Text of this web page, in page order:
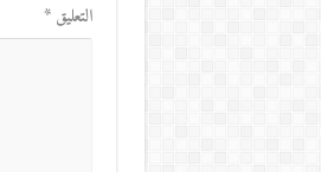
التعليق*